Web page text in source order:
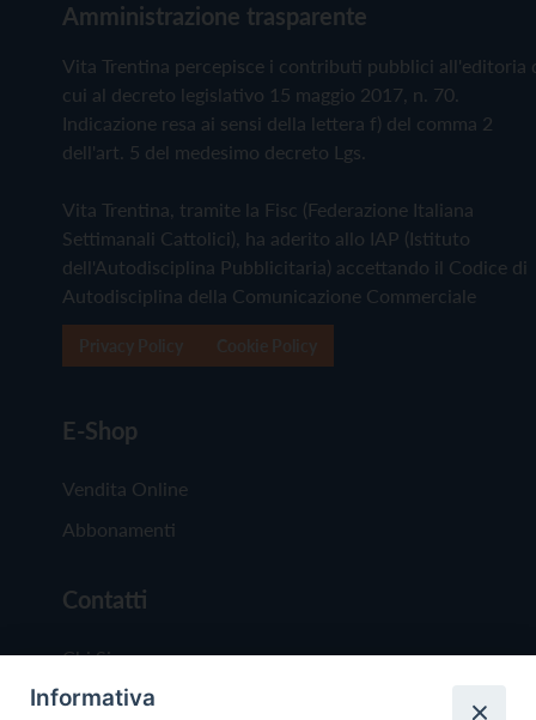
Amministrazione trasparente
Vita Trentina percepisce i contributi pubblici all'editoria
cui al decreto legislativo 15 maggio 2017, n. 70.
Indicazione resa ai sensi della lettera f) del comma 2
dell'art. 5 del medesimo decreto Lgs.
Vita Trentina, tramite la Fisc (Federazione Italiana
Settimanali Cattolici), ha aderito allo IAP (Istituto
dell'Autodisciplina Pubblicitaria) accettando il Codice di
Autodisciplina della Comunicazione Commerciale
E-Shop
Vendita Online
Abbonamenti
Contatti
Chi Siamo
Redazione
Informativa